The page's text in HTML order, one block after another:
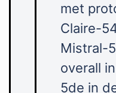
met
Claire-
Mistral-
overall
5de in